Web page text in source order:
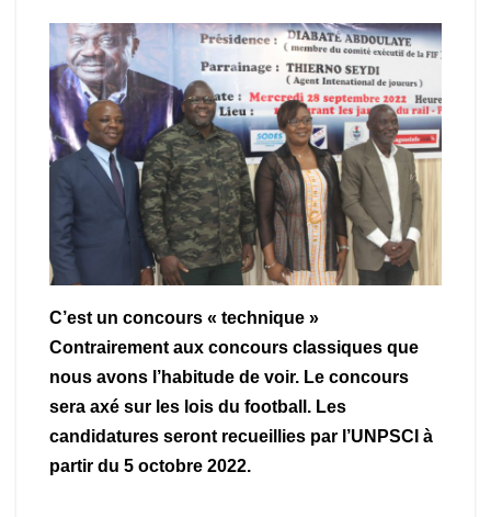
C’est un concours « technique »
Contrairement aux concours classiques que
nous avons l’habitude de voir. Le concours
sera axé sur les lois du football. Les
candidatures seront recueillies par l’UNPSCI à
partir du 5 octobre 2022.